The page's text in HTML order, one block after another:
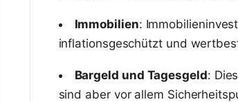
Immobilien:
inflationsgeschützt und
Bargeld und Tagesgeld:
sind aber vor allem